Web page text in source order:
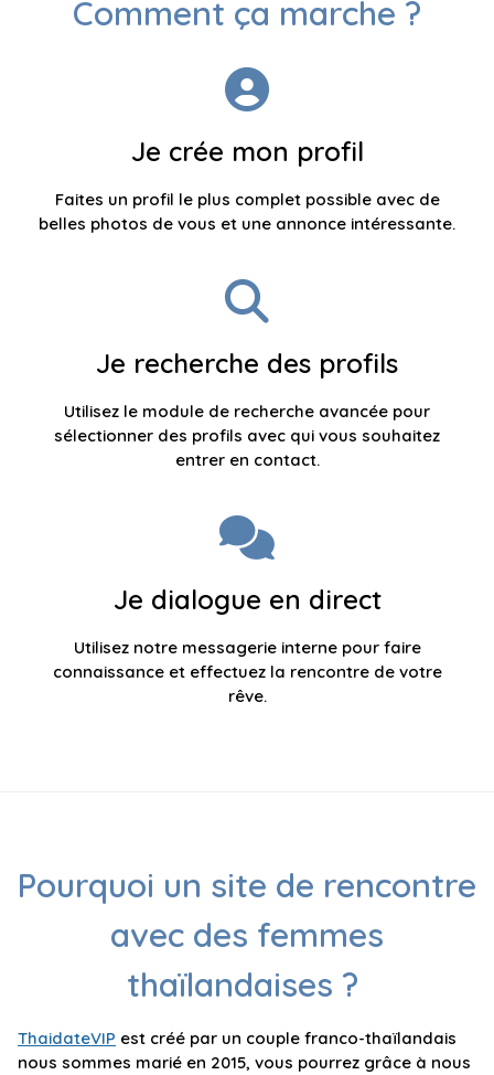
Comment ça marche ?
Je crée mon profil
Faites un profil le plus complet possible avec de
belles photos de vous et une annonce intéressante.
Je recherche des profils
Utilisez le module de recherche avancée pour
sélectionner des profils avec qui vous souhaitez
entrer en contact.
Je dialogue en direct
Utilisez notre messagerie interne pour faire
connaissance et effectuez la rencontre de votre
rêve.
Pourquoi un site de rencontre
avec des femmes
thaïlandaises ?
ThaidateVIP est créé par un couple franco-thaïlandais
nous sommes marié en 2015, vous pourrez grâce à nous